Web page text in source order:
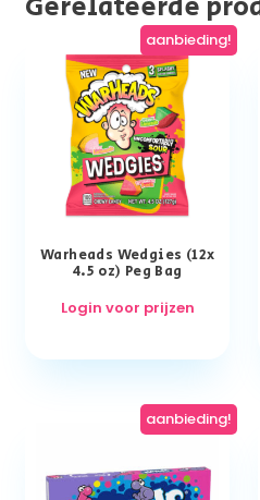
aanbieding!
Warheads Wedgies (12x
4.5 oz) Peg Bag
Login voor prijzen
aanbieding!